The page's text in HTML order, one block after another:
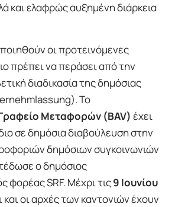
και ελαφρώς αυξημένη διάρκεια
οι προτεινόμενες
πρέπει να περάσει από την
διαδικασία της δημόσιας
Το
Μεταφορών (BAV) έχει
σε δημόσια διαβούλευση στην
δημόσιων συγκοινωνιών
ο δημόσιος
φορέας SRF. Μέχρι τις9 Ιουνίου
και οι αρχές των καντονιών έχουν